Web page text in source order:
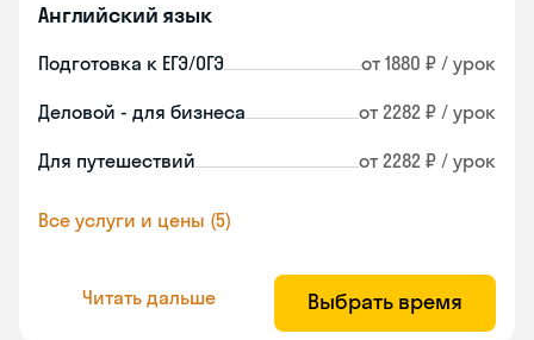
Английский язык
Подготовка к ЕГЭ/ОГЭ от 1880 ₽ / урок
Деловой - для бизнеса от 2282 ₽ / урок
Для путешествий от 2282 ₽ / урок
Все услуги и цены (5)
Читать дальше Выбрать время